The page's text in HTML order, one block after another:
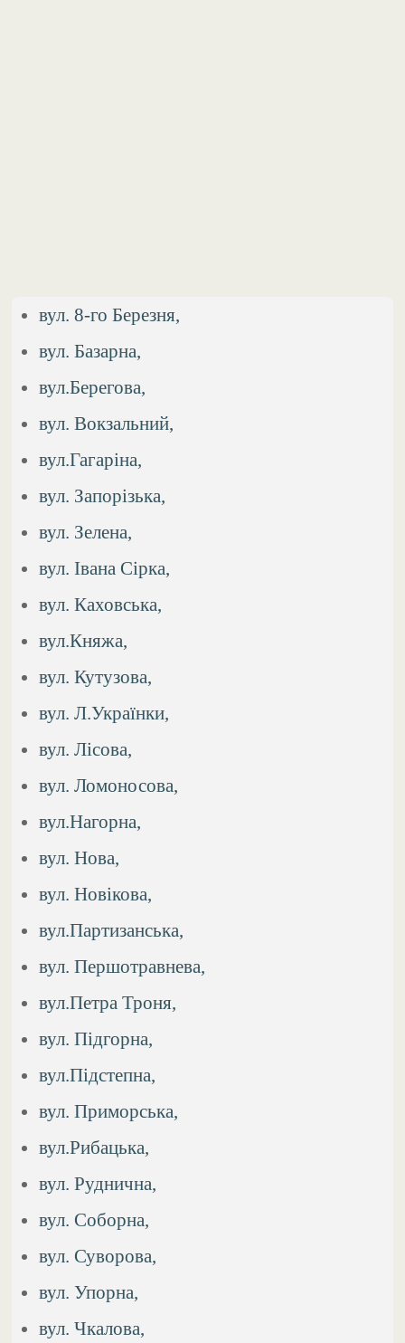
вул. 8-го Березня,
вул. Базарна,
вул.Берегова,
вул. Вокзальний,
вул.Гагаріна,
вул. Запорізька,
вул. Зелена,
вул. Івана Сірка,
вул. Каховська,
вул.Княжа,
вул. Кутузова,
вул. Л.Українки,
вул. Лісова,
вул. Ломоносова,
вул.Нагорна,
вул. Нова,
вул. Новікова,
вул.Партизанська,
вул. Першотравнева,
вул.Петра Троня,
вул. Підгорна,
вул.Підстепна,
вул. Приморська,
вул.Рибацька,
вул. Руднична,
вул. Соборна,
вул. Суворова,
вул. Упорна,
вул. Чкалова,